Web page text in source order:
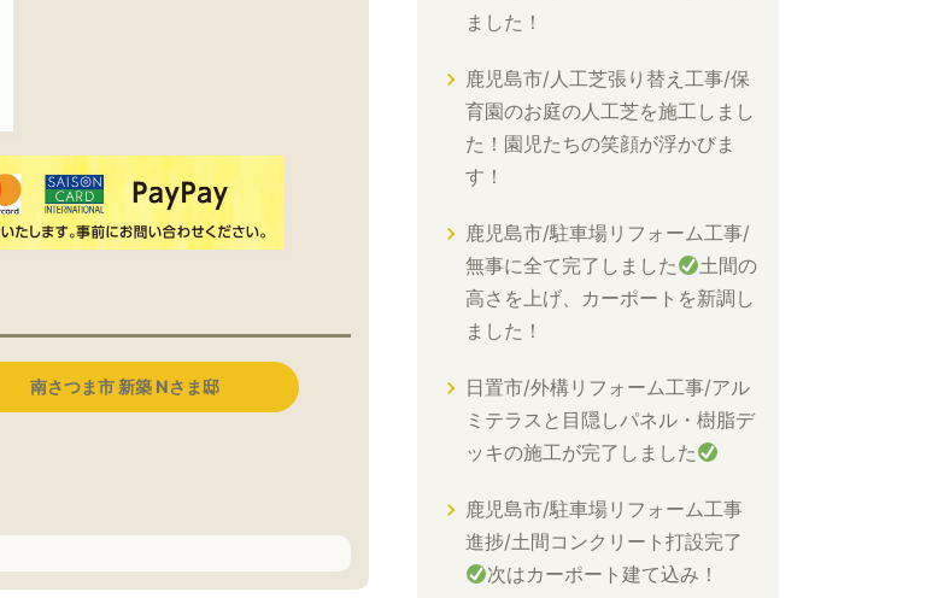
南さつま市 新築 Nさま邸
ました！
鹿児島市/人工芝張り替え工事/保
育園のお庭の人工芝を施工しまし
た！園児たちの笑顔が浮かびま
す！
鹿児島市/駐車場リフォーム工事/
無事に全て完了しました
土間の
高さを上げ、カーポートを新調し
ました！
日置市/外構リフォーム工事/アル
ミテラスと目隠しパネル・樹脂デ
ッキの施工が完了しました
鹿児島市/駐車場リフォーム工事
進捗/土間コンクリート打設完了
次はカーポート建て込み！